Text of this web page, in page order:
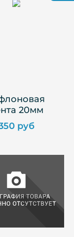
20мм
руб